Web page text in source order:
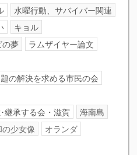
水曜行動、サバイバー関連
キョル
夢
ラムザイヤー論文
の解決を求める市民の会
継承する会・滋賀
海南島
の少女像
オランダ